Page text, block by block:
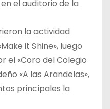
el auditorio de la
la actividad
it Shine», luego
el «Coro del Colegio
«A las Arandelas»,
principales la